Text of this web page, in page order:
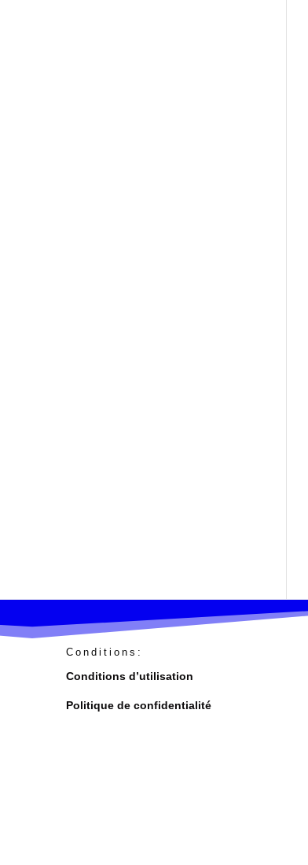
Conditions:
Conditions d’utilisation
Politique de confidentialité